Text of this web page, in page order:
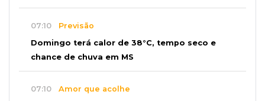
07:10 Previsão
Domingo terá calor de 38°C, tempo seco e
chance de chuva em MS
07:10 Amor que acolhe